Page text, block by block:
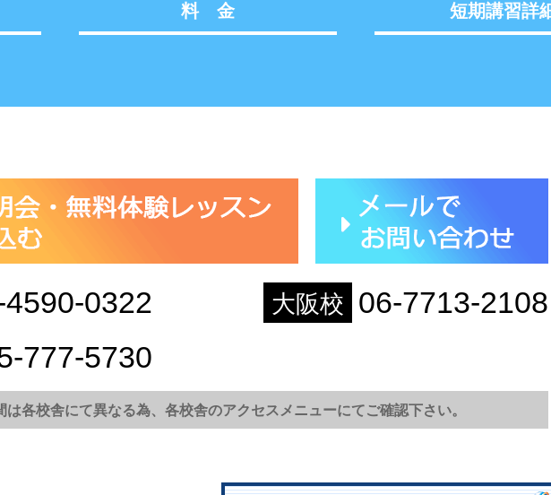
料 金
短期講習詳
0322 大阪校 06-7713-2108
777-5730
は各校舎にて異なる為、各校舎のアクセスメニューにてご確認下さい。